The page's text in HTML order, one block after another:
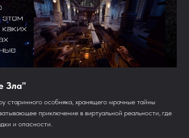
Зла"
старинного особняка, хранящего мрачные тайны
приключение в виртуальной реальности, где
и опасности.